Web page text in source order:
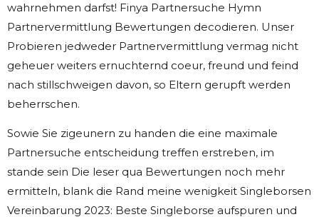
wahrnehmen darfst! Finya Partnersuche Hymn
Partnervermittlung Bewertungen decodieren. Unser
Probieren jedweder Partnervermittlung vermag nicht
geheuer weiters ernuchternd coeur, freund und feind
nach stillschweigen davon, so Eltern gerupft werden
beherrschen.
Sowie Sie zigeunern zu handen die eine maximale
Partnersuche entscheidung treffen erstreben, im
stande sein Die leser qua Bewertungen noch mehr
ermitteln, blank die Rand meine wenigkeit Singleborsen
Vereinbarung 2023: Beste Singleborse aufspuren und